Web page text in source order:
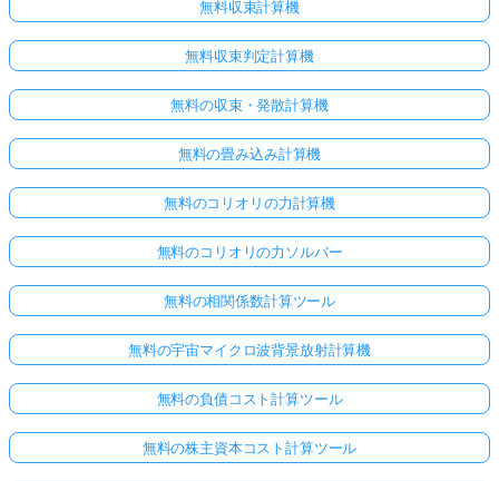
無料収束計算機
無料収束判定計算機
無料の収束・発散計算機
無料の畳み込み計算機
無料のコリオリの力計算機
無料のコリオリの力ソルバー
無料の相関係数計算ツール
無料の宇宙マイクロ波背景放射計算機
無料の負債コスト計算ツール
無料の株主資本コスト計算ツール